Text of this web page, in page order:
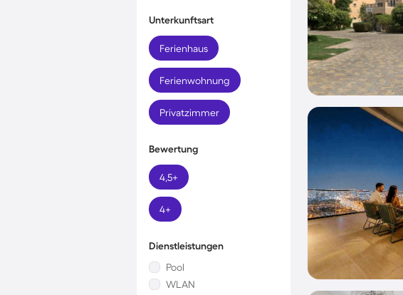
Unterkunftsart
Ferienhaus
Ferienwohnung
Privatzimmer
Bewertung
4,5+
4+
Dienstleistungen
Pool
WLAN